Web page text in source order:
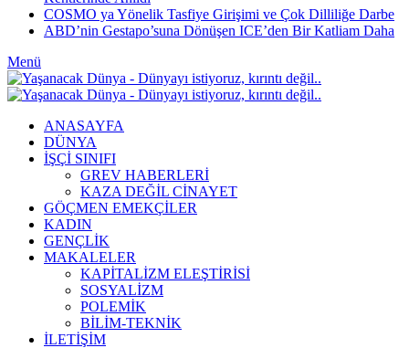
COSMO ya Yönelik Tasfiye Girişimi ve Çok Dilliliğe Darbe
ABD’nin Gestapo’suna Dönüşen ICE’den Bir Katliam Daha
Menü
ANASAYFA
DÜNYA
İŞÇİ SINIFI
GREV HABERLERİ
KAZA DEĞİL CİNAYET
GÖÇMEN EMEKÇİLER
KADIN
GENÇLİK
MAKALELER
KAPİTALİZM ELEŞTİRİSİ
SOSYALİZM
POLEMİK
BİLİM-TEKNİK
ILETIŞIM